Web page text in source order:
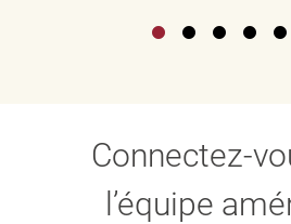
Connectez-
l’équipe